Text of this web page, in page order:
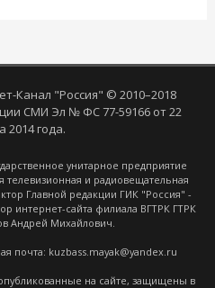
Канал "Россия" © 2010–2018
СМИ Эл № ФС 77-59166 от 22
2014 года.
унитарное предприятие
телевизионная и радиовещательная
Главной редакции ГИК "Россия" -
интернет-сайта филиала ВГТРК ГТРК
Андрей Михайлович.
почта: kuzbass.mayak@yandex.ru
на сайте, защищены в